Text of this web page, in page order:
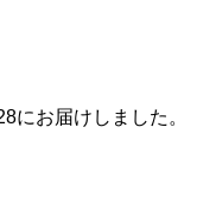
にお届けしました。